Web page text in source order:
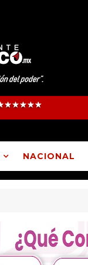
NACIONAL